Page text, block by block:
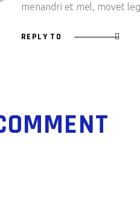
menandri et mel, movet
REPLY TO